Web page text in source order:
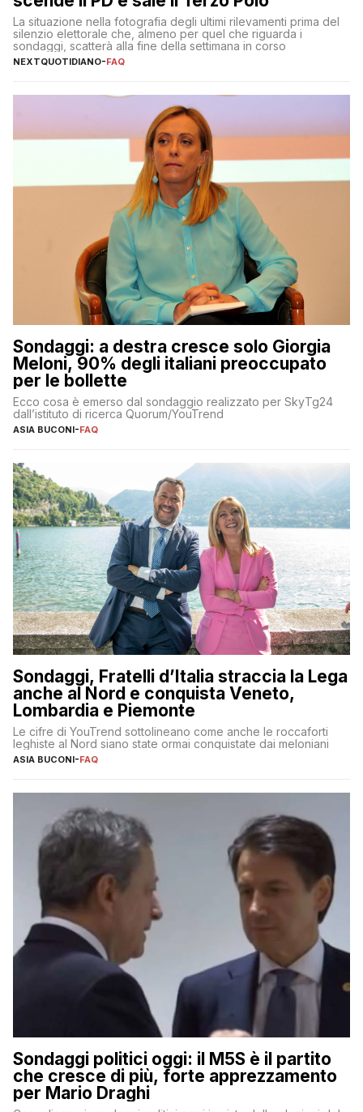
La situazione nella fotografia degli ultimi rilevamenti prima del
silenzio elettorale che, almeno per quel che riguarda i
sondaggi, scatterà alla fine della settimana in corso
NEXTQUOTIDIANO-FAQ
Sondaggi: a destra cresce solo Giorgia
Meloni, 90% degli italiani preoccupato
per le bollette
Ecco cosa è emerso dal sondaggio realizzato per SkyTg24
dall’istituto di ricerca Quorum/YouTrend
ASIA BUCONI-FAQ
Sondaggi, Fratelli d’Italia straccia la Lega
anche al Nord e conquista Veneto,
Lombardia e Piemonte
Le cifre di YouTrend sottolineano come anche le roccaforti
leghiste al Nord siano state ormai conquistate dai meloniani
ASIA BUCONI-FAQ
Sondaggi politici oggi: il M5S è il partito
che cresce di più, forte apprezzamento
per Mario Draghi